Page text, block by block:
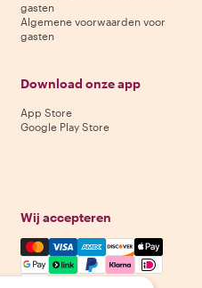
gasten
Algemene voorwaarden voor
gasten
Download onze app
App Store
Google Play Store
Wij accepteren
Mastercard, Visa, Amex,